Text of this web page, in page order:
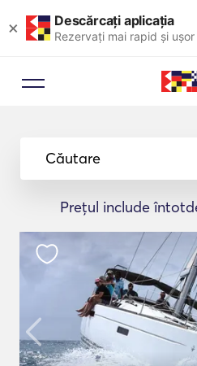
× Descărcați aplicația
Rezervați mai rapid și ușor
Căutare
Prețul include